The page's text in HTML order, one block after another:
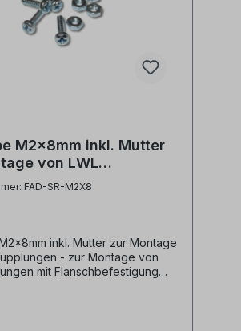
M2x8mm inkl. Mutter
von LWL
FAD-SR-M2X8
inkl. Mutter zur Montage
- zur Montage von
mit Flanschbefestigung